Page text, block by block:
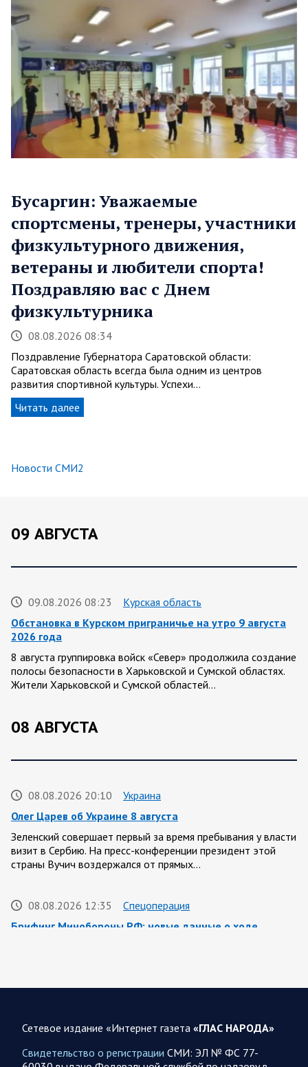
Бусаргин: Уважаемые
спортсмены, тренеры, участники
физкультурного движения,
ветераны и любители спорта!
Поздравляю вас с Днем
физкультурника
08.08.2026 08:34
Поздравление Губернатора Саратовской области:
Саратовская область всегда была одним из центров
развития спортивной культуры. Успехи…
Читать далее
Новости СМИ2
09 АВГУСТА
09.08.2026 08:23
Курская область
Обстановка в Курском приграничье на утро 9 августа
2026 года
8 августа группировка войск «Север» продолжила создание
полосы безопасности в Харьковской и Сумской областях.
Жители Харьковской и Сумской областей…
08 АВГУСТА
08.08.2026 20:10
Украина
Олег Царев об Украине 8 августа
Зеленский совершает первый за время пребывания у власти
визит в Сербию. На пресс-конференции президент этой
страны Вучич воздержался от прямых…
08.08.2026 12:35
Спецоперация
Брифинг Минобороны РФ: новые данные о ходе
представители группировок «Север», «Запад», «Центр»,
Сводка военных действий от Минобороны РФ 8
Сетевое издание «Интернет газета «ГЛАС НАРОДА»
Свидетельство о регистрации СМИ: ЭЛ № ФС 77-